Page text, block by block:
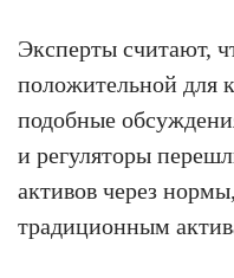
Эксперты считают,
положительной для
подобные
и регуляторы
активов через
традиционным